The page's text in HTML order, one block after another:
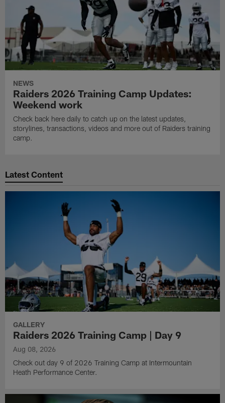
NEWS
Raiders 2026 Training Camp Updates:
Weekend work
Check back here daily to catch up on the latest updates,
storylines, transactions, videos and more out of Raiders training
camp.
Latest Content
GALLERY
Raiders 2026 Training Camp | Day 9
Aug 08, 2026
Check out day 9 of 2026 Training Camp at Intermountain
Heath Performance Center.